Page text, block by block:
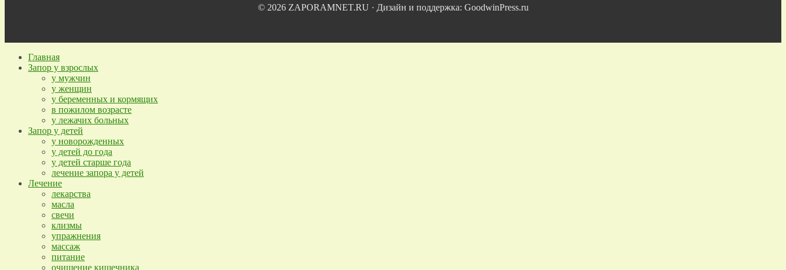
© 2026 ZAPORAMNET.RU · Дизайн и поддержка: GoodwinPress.ru
Главная
Запор у взрослых
у мужчин
у женщин
у беременных и кормящих
в пожилом возрасте
у лежачих больных
Запор у детей
у новорожденных
у детей до года
у детей старше года
лечение запора у детей
Лечение
лекарства
масла
свечи
клизмы
упражнения
массаж
питание
очищение кишечника